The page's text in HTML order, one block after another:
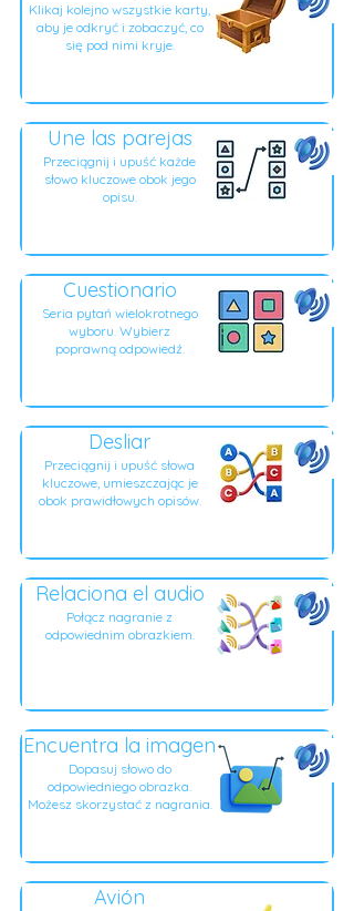
Klikaj kolejno wszystkie karty,
aby je odkryć i zobaczyć, co
się pod nimi kryje.
Une las parejas
Przeciągnij i upuść każde
słowo kluczowe obok jego
opisu.
Cuestionario
Seria pytań wielokrotnego
wyboru. Wybierz
poprawną odpowiedź.
Desliar
Przeciągnij i upuść słowa
kluczowe, umieszczając je
obok prawidłowych opisów.
Relaciona el audio
Połącz nagranie z
odpowiednim obrazkiem.
Encuentra la imagen
Dopasuj słowo do
odpowiedniego obrazka.
Możesz skorzystać z nagrania.
Avión